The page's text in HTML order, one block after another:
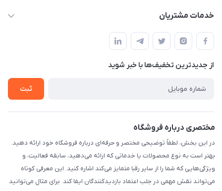
حساب کاربری
لیست محصولات
درباره ما
خدمات مشتریان
قوانین و مقررات
حریم خصوصی
راهنما
از جدید‌ترین تخفیف‌ها با‌ خبر شوید
ثبت
مختصری درباره فروشگاه
در این بخش، لطفاً توضیحی مختصر و حرفه‌ای درباره فروشگاه خود ارائه دهید.
بهتر است به نوع محصولات یا خدماتی که ارائه می‌دهید، سابقه فعالیت، و
ویژگی‌هایی که شما را از سایر رقبا متمایز می‌کند اشاره کنید. این معرفی کوتاه
می‌تواند نقش مهمی در جلب اعتماد بازدیدکنندگان ایفا کند. برای مثال می‌توانید